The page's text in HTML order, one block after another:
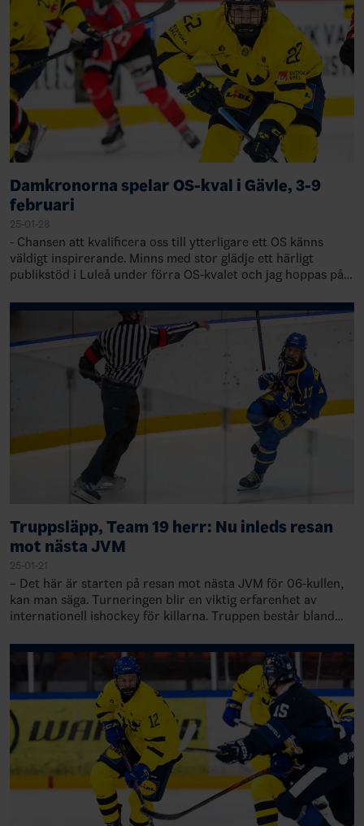
Damkronorna spelar OS-kval i Gävle, 3-9
februari
25-01-28
- Chansen att kvalificera oss till ytterligare ett OS känns
väldigt inspirerande. Minns med stor glädje ett härligt
publikstöd i Luleå under förra OS-kvalet och jag hoppas på
Truppsläpp, Team 19 herr: Nu inleds resan
mot nästa JVM
25-01-21
– Det här är starten på resan mot nästa JVM för 06-kullen,
kan man säga. Turneringen blir en viktig erfarenhet av
internationell ishockey för killarna. Truppen består bland